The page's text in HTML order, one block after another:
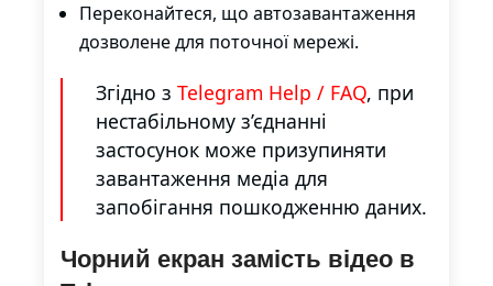
Переконайтеся, що автозавантаження
дозволене для поточної мережі.
Згідно з Telegram Help / FAQ, при
нестабільному з’єднанні
застосунок може призупиняти
завантаження медіа для
запобігання пошкодженню даних.
Чорний екран замість відео в